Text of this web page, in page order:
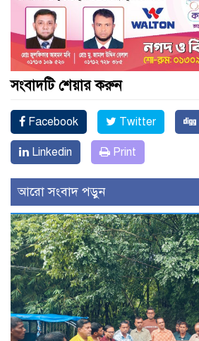
সংবাদটি শেয়ার করুন
Facebook Twitter
Linkedin Print
আরো সংবাদ পড়ুন